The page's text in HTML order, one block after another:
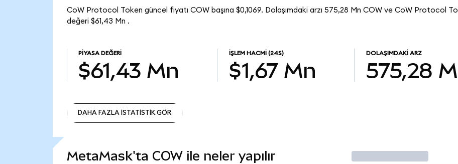
CoW Protocol Token güncel fiyatı COW başına $0,1069. Dolaşımdaki arzı 575,28 Mn COW ve CoW Protocol
değeri $61,43 Mn .
PIYASA DEĞERI
$61,43 Mn
İŞLEM HACMI (24S)
$1,67 Mn
DOLAŞIMDAKI ARZ
575,28
DAHA FAZLA İSTATİSTİK GÖR
MetaMask'ta COW ile neler yapılır İşlem Yap